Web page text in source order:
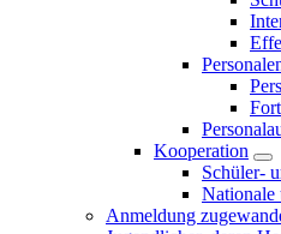
Kooperation
Schüler-
Nationale
Anmeldung